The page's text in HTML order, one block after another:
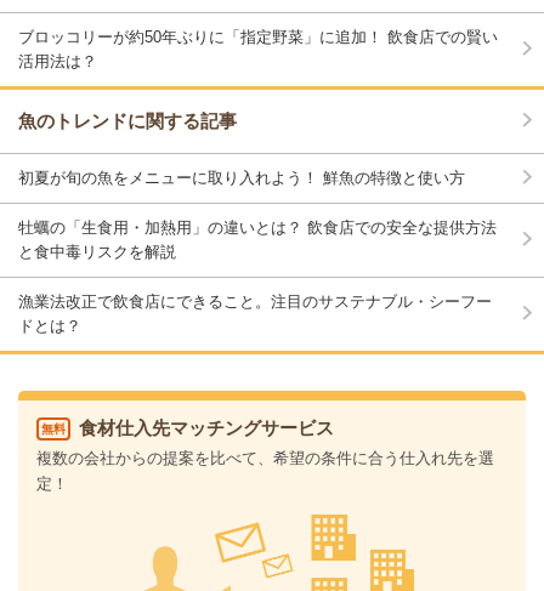
ブロッコリーが約50年ぶりに「指定野菜」に追加！ 飲食店での賢い
活用法は？
魚のトレンドに関する記事
初夏が旬の魚をメニューに取り入れよう！ 鮮魚の特徴と使い方
牡蠣の「生食用・加熱用」の違いとは？ 飲食店での安全な提供方法
と食中毒リスクを解説
漁業法改正で飲食店にできること。注目のサステナブル・シーフー
ドとは？
無料 食材仕入先マッチングサービス
複数の会社からの提案を比べて、希望の条件に合う仕入れ先を選
定！